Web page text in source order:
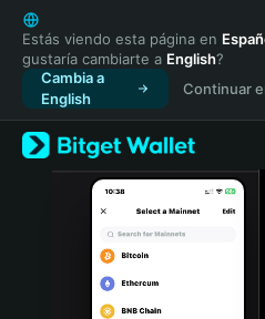
English
日本語
Tiếng Việt
Русский
Español (Latinoamérica)
Türkçe
Italiano
Português (Portugal)
Estás viendo esta página en
gustaría cambiarte a English?
Cambia a
English
Continuar